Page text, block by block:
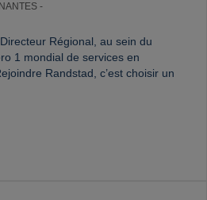
-
Régional, au sein du
1 mondial de services en
Randstad, c’est choisir un